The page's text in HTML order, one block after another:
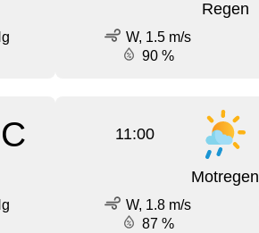
Regen
W, 1.5 m/s
90 %
11:00
Motregen
W, 1.8 m/s
87 %